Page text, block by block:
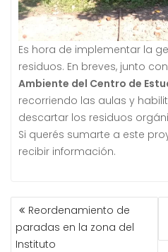
Es hora de implementar la
residuos. En breves, junto
Ambiente del Centro de
recorriendo las aulas y
descartar los residuos
Si querés sumarte a este
recibir información.
NAVEGACIÓN
DE
ENTRADAS
Reordenamiento de
paradas en la zona del
Instituto